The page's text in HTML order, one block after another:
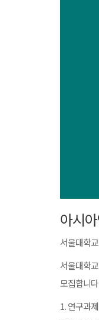
아시
서울대학
서울대학
모집합니
1. 연구과